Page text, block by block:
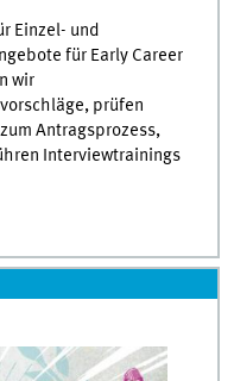
Einzel- und
für Early Career
wir
prüfen
Antragsprozess,
Interviewtrainings